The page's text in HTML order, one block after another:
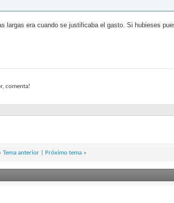
largas era cuando se justificaba el gasto. Si hubieses
comenta!
Tema anterior| Próximo tema »